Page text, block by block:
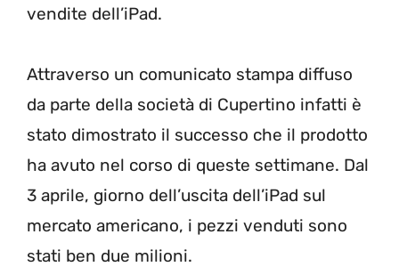
vendite dell’iPad.
Attraverso un comunicato stampa diffuso
da parte della società di Cupertino infatti è
stato dimostrato il successo che il prodotto
ha avuto nel corso di queste settimane. Dal
3 aprile, giorno dell’uscita dell’iPad sul
mercato americano, i pezzi venduti sono
stati ben due milioni.